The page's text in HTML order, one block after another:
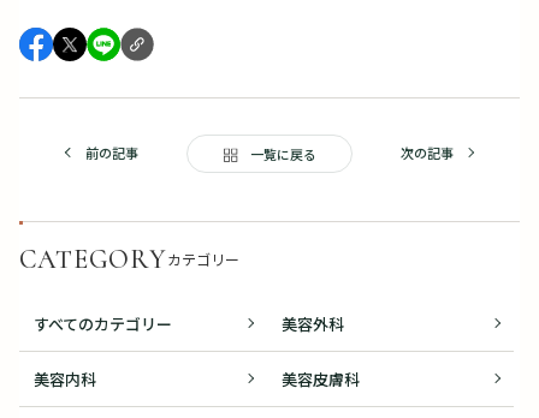
前の記事 一覧に戻る 次の記事
CATEGORYカテゴリー
すべてのカテゴリー 美容外科
美容内科 美容皮膚科